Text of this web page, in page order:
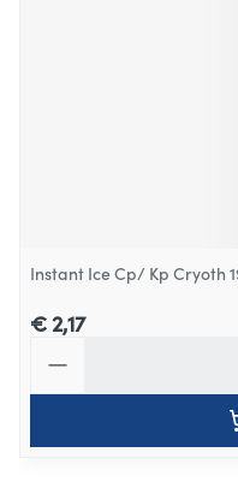
Instant Ice Cp/ Kp Cryoth
€ 2,17